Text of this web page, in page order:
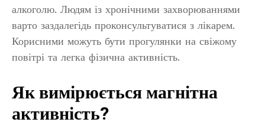
алкоголю. Людям із хронічними захворюваннями
варто заздалегідь проконсультуватися з лікарем.
Корисними можуть бути прогулянки на свіжому
повітрі та легка фізична активність.
Як вимірюється магнітна
активність?